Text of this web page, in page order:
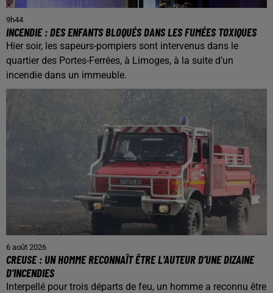
9h44
INCENDIE : DES ENFANTS BLOQUÉS DANS LES FUMÉES TOXIQUES
Hier soir, les sapeurs-pompiers sont intervenus dans le
quartier des Portes-Ferrées, à Limoges, à la suite d’un
incendie dans un immeuble.
6 août 2026
CREUSE : UN HOMME RECONNAÎT ÊTRE L’AUTEUR D’UNE DIZAINE
D’INCENDIES
Interpellé pour trois départs de feu, un homme a reconnu être